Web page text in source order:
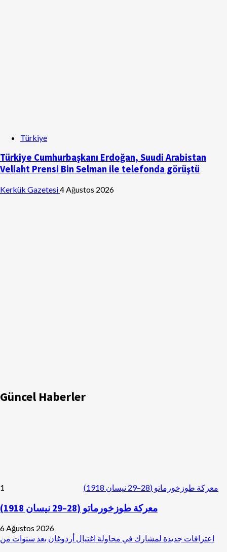
Türkiye
Türkiye Cumhurbaşkanı Erdoğan, Suudi Arabistan
Veliaht Prensi Bin Selman ile telefonda görüştü
Kerkük Gazetesi4 Ağustos 2026
Güncel Haberler
معركة طوزخورماتو (28–29 نيسان 1918) 1
معركة طوزخورماتو (28–29 نيسان 1918)
6 Ağustos 2026
اعترافات جديدة لمشارك في محاولة اغتيال أردوغان بعد سنوات من